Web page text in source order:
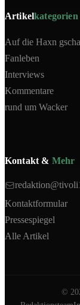
Artikelkategorien
Auf die Haxn
Fanleben
Interviews
Kommentare
rund um Wacker
Kontakt & Mehr
Kontaktformular
Pressespiegel
Alle Artikel
©